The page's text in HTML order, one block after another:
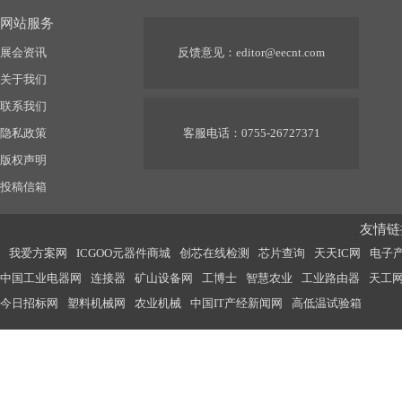
网站服务
展会资讯
关于我们
联系我们
隐私政策
版权声明
投稿信箱
反馈意见： editor@eecnt.com
客服电话：0755-26727371
友情
我爱方案网 ICGOO元器件商城 创芯在线检测 芯片查询 天天IC网
电子
中国工业电器网
连接器 矿山设备网 工博士 智慧农业 工业路由器
天工
今日招标网
塑料机械网 农业机械 中国IT产经新闻网 高低温试验箱